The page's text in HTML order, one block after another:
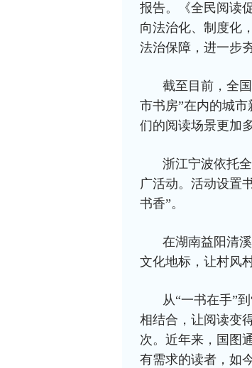
报告。《全民阅读
向法治化、制度化
法治保障，进一步
截至目前，全
市书房”在内的城
们的阅读场景更加多
浙江宁波依托
广活动。活动设置
书香”。
在湖南益阳清
文化地标，让村风
从“一书在手”
相结合，让阅读变
次。近年来，国图
有需求的读者，如